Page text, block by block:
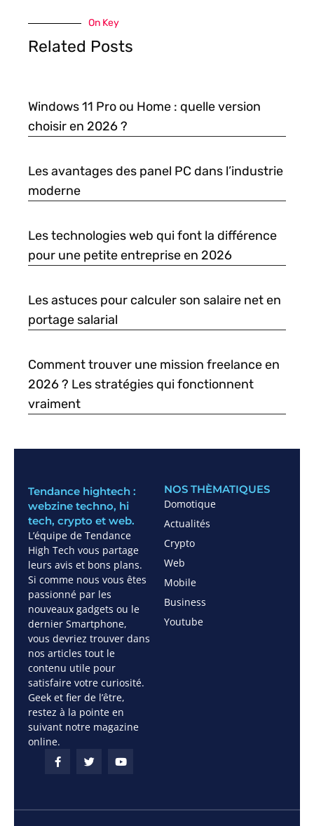
On Key
Related Posts
Windows 11 Pro ou Home : quelle version
choisir en 2026 ?
Les avantages des panel PC dans l’industrie
moderne
Les technologies web qui font la différence
pour une petite entreprise en 2026
Les astuces pour calculer son salaire net en
portage salarial
Comment trouver une mission freelance en
2026 ? Les stratégies qui fonctionnent
vraiment
Tendance hightech :
webzine techno, hi
tech, crypto et web.
L’équipe de Tendance
High Tech vous partage
leurs avis et bons plans.
Si comme nous vous êtes
passionné par les
nouveaux gadgets ou le
dernier Smartphone,
vous devriez trouver dans
nos articles tout le
contenu utile pour
satisfaire votre curiosité.
Geek et fier de l’être,
restez à la pointe en
suivant notre magazine
online.
NOS THÈMATIQUES
Domotique
Actualités
Crypto
Web
Mobile
Business
Youtube